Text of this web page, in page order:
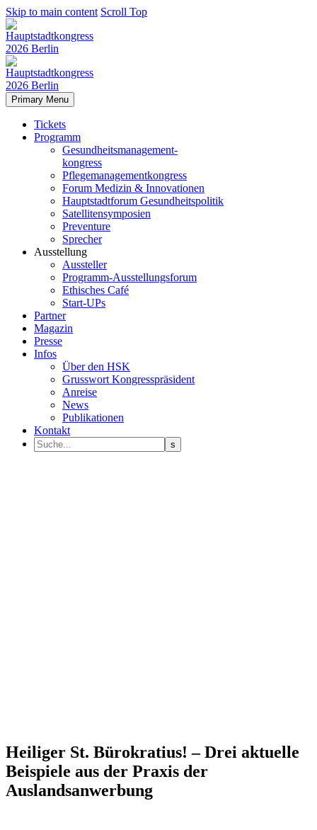
Skip to main content Scroll Top
Primary Menu
Tickets
Programm
Gesundheitsmanagement-
kongress
Pflegemanagementkongress
Forum Medizin & Innovationen
Hauptstadtforum Gesundheitspolitik
Satellitensymposien
Preventure
Sprecher
Ausstellung
Aussteller
Programm-Ausstellungsforum
Ethisches Café
Start-UPs
Partner
Magazin
Presse
Infos
Über den HSK
Grusswort Kongresspräsident
Anreise
News
Publikationen
Kontakt
Heiliger St. Bürokratius! – Drei aktuelle
Beispiele aus der Praxis der
Auslandsanwerbung